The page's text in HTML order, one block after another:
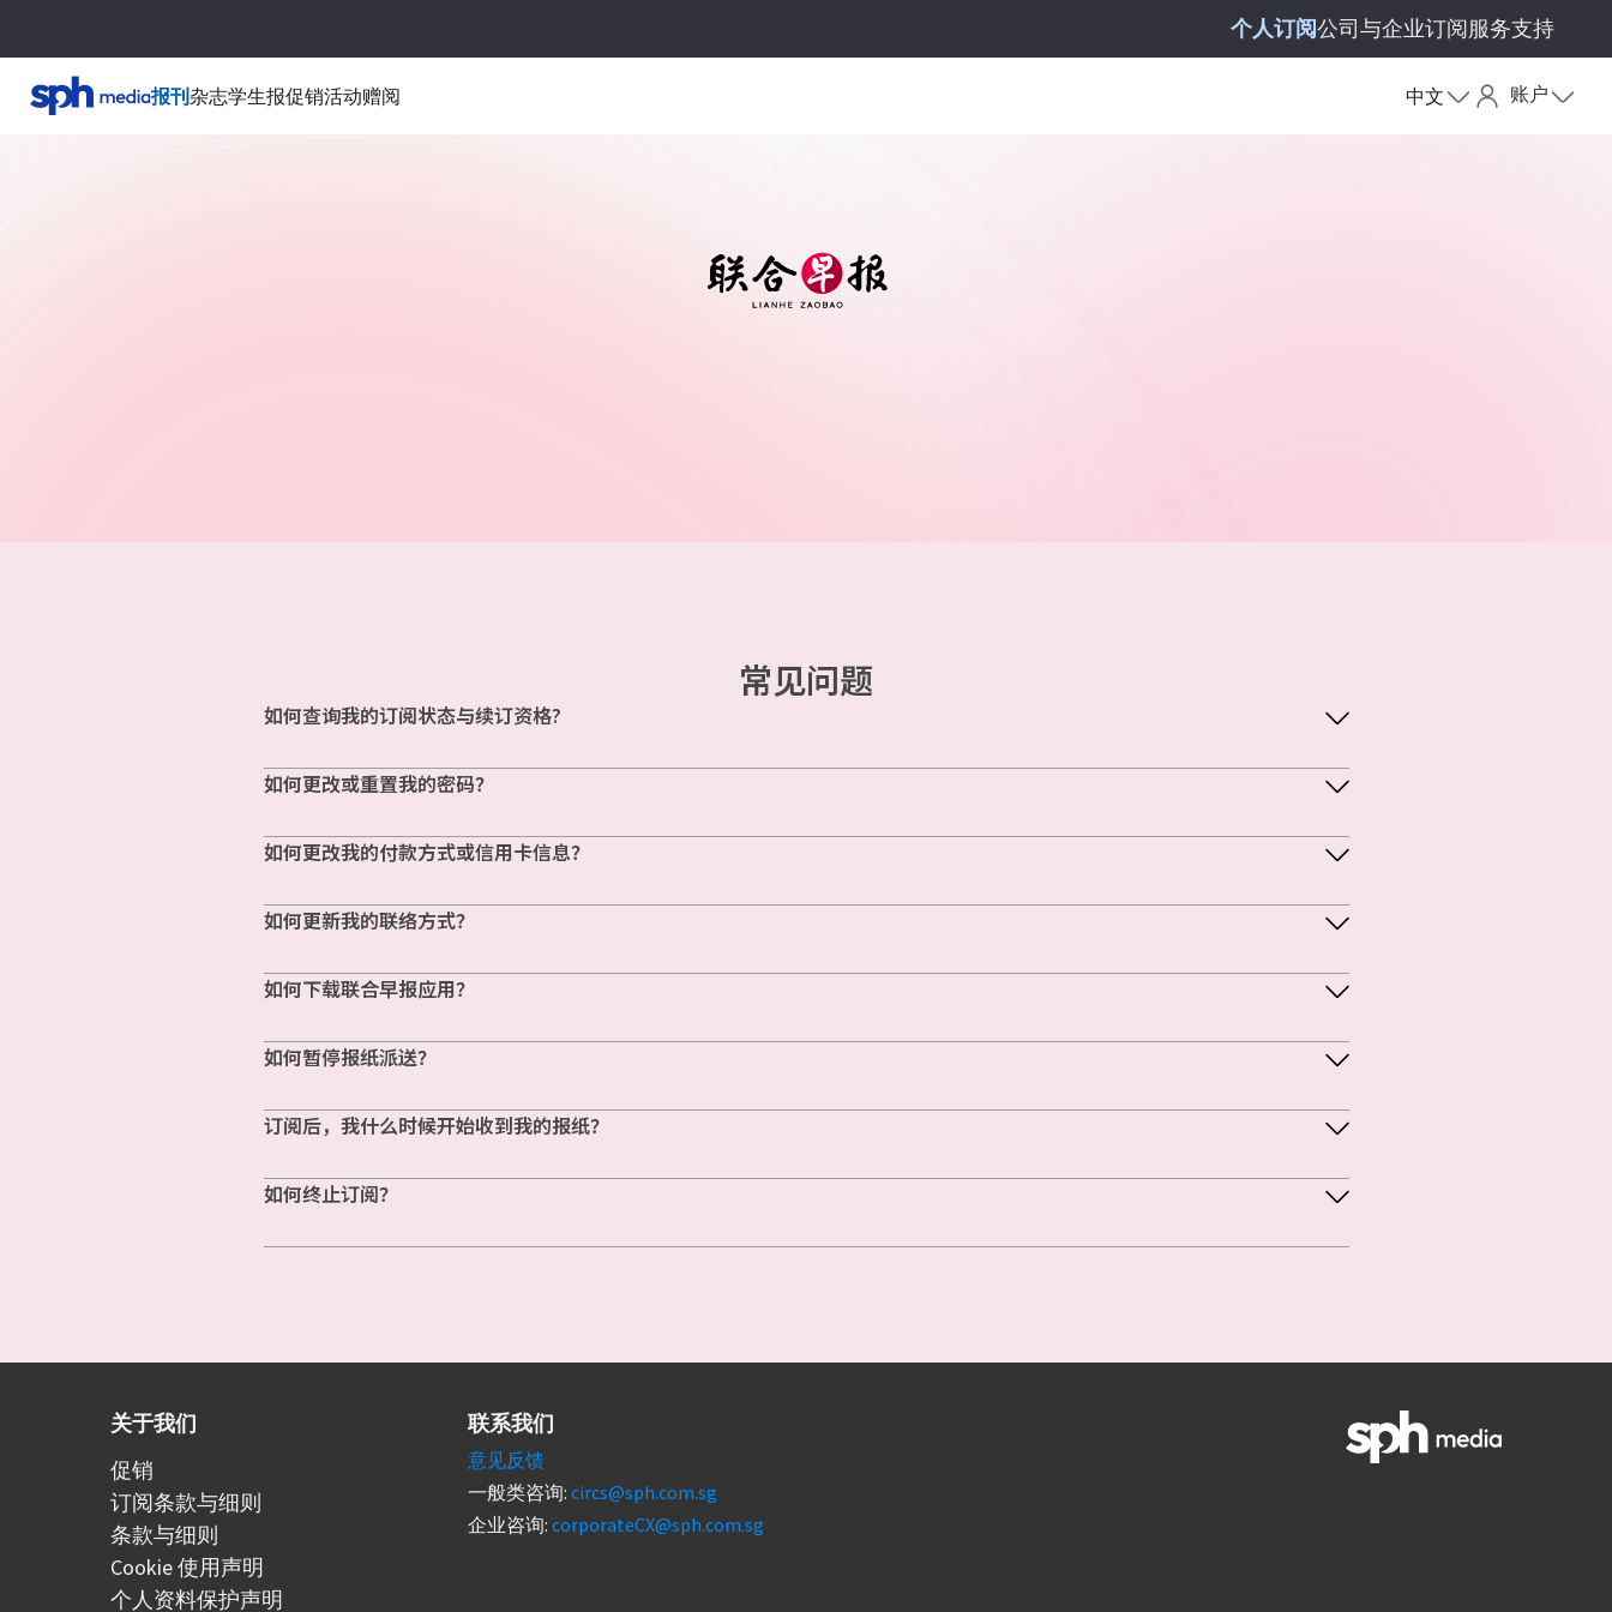
个人订阅公司与企业订阅服务支持
报刊杂志学生报促销活动赠阅 中文 账户
常见问题
如何查询我的订阅状态与续订资格?
如何更改或重置我的密码？
如何更改我的付款方式或信用卡信息？
如何更新我的联络方式？
如何下载联合早报应用？
如何暂停报纸派送？
订阅后，我什么时候开始收到我的报纸？
如何终止订阅？
关于我们
促销
订阅条款与细则
条款与细则
Cookie 使用声明
个人资料保护声明
联系我们
意见反馈
一般类咨询: circs@sph.com.sg
企业咨询: corporateCX@sph.com.sg